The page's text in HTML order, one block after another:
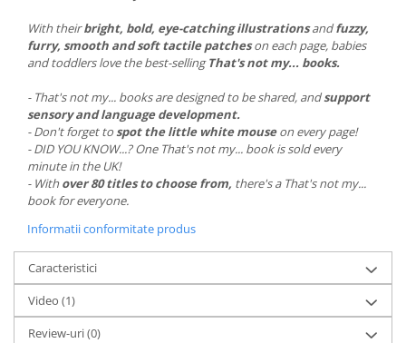
With theirbright, bold, eye-catching illustrationsandfuzzy,
furry, smooth and soft tactile patcheson each page, babies
and toddlers love the best-sellingThat's not my... books.
- That's not my... books are designed to be shared, andsupport
sensory and language development.
- Don't forget tospot the little white mouseon every page!
- DID YOU KNOW...? One That's not my... book is sold every
minute in the UK!
- Withover 80 titles to choose from, there's a That's not my...
book for everyone.
Informatii conformitate produs
Caracteristici
Video (1)
Review-uri(0)